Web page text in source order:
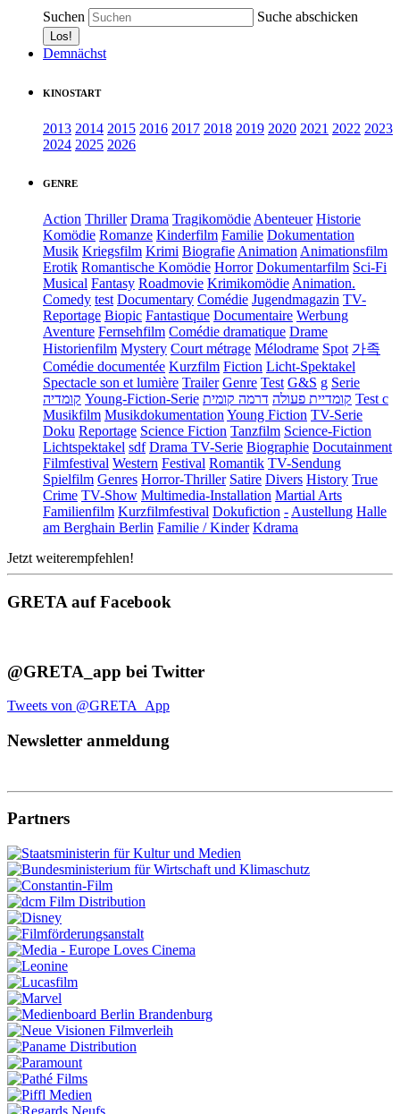
Suchen Suche abschicken
Demnächst
KINOSTART
2013 2014 2015 2016 2017 2018 2019 2020 2021 2022 2023
2024 2025 2026
GENRE
Action Thriller Drama TragikomödieAbenteuer Historie
Komödie Romanze Kinderfilm Familie Dokumentation
Musik Kriegsfilm Krimi BiografieAnimationAnimationsfilm
Erotik Romantische Komödie Horror Dokumentarfilm Sci-Fi
Musical Fantasy Roadmovie KrimikomödieAnimation.
Comedy test Documentary Comédie Jugendmagazin TV-
Reportage Biopic Fantastique Documentaire Werbung
Aventure Fernsehfilm Comédie dramatique Drame
Historienfilm Mystery Court métrage Mélodrame Spot 가족
Comédie documentée Kurzfilm Fiction Licht-Spektakel
Spectacle son et lumière Trailer Genre Test G&S g Serie
קומדיה Young-Fiction-Serie קומדיית פעולה דרמה קומית
Test c
Musikfilm MusikdokumentationYoung Fiction TV-Serie
Doku Reportage Science Fiction Tanzfilm Science-Fiction
Lichtspektakel sdf Drama TV-Serie Biographie Docutainment
Filmfestival Western Festival Romantik TV-Sendung
Spielfilm Genres Horror-Thriller Satire Divers History True
Crime TV-Show Multimedia-Installation Martial Arts
Familienfilm Kurzfilmfestival Dokufiction -Austellung Halle
am Berghain Berlin Familie / Kinder Kdrama
Jetzt weiterempfehlen!
GRETA auf Facebook
@GRETA_app bei Twitter
Tweets von @GRETA_App
Newsletter anmeldung
Partners